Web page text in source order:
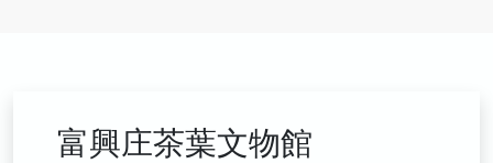
富興庄茶葉文物館